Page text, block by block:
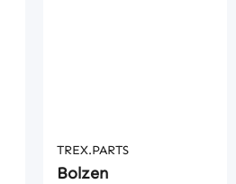
TREX.PARTS
Bolzen